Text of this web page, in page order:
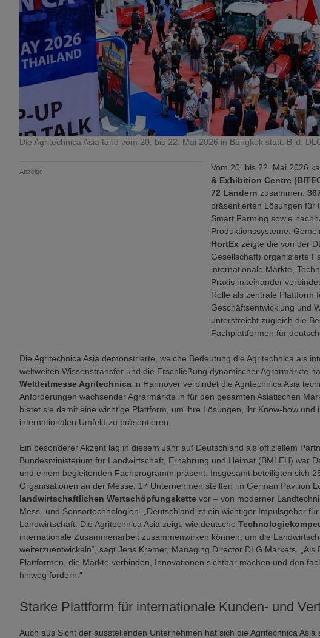
Die Agritechnica Asia fand vom 20. bis 22. Mai 2026 in Bangkok statt. Bild:
Anzeige Vom 20. bis 22. Mai 2026
& Exhibition Centre
72 Ländern zusammen.
präsentierten Lösungen für
Smart Farming sowie
Produktionssysteme.
HortEx zeigte die von der
Gesellschaft) organisierte
internationale Märkte,
Praxis miteinander
Rolle als zentrale Plattform
Geschäftsentwicklung und
unterstreicht zugleich die
Fachplattformen für
Die Agritechnica Asia demonstrierte, welche Bedeutung die Agritechnica als
weltweiten Wissenstransfer und die Erschließung dynamischer Agrarmärkte
Weltleitmesse Agritechnica in Hannover verbindet die Agritechnica Asia
Anforderungen wachsender Agrarmärkte in für den gesamten Asiatischen
bietet sie damit eine wichtige Plattform, um ihre Lösungen, ihr Know-how und
internationalen Umfeld zu präsentieren.
Ein besonderer Akzent lag in diesem Jahr auf Deutschland als offiziellem
Bundesministerium für Landwirtschaft, Ernährung und Heimat (BMLEH) war
und einem begleitenden Fachprogramm präsent. Insgesamt beteiligten sich
Organisationen an der Messe; 17 Unternehmen stellten im German Pavilion
landwirtschaftlichen Wertschöpfungskette vor – von moderner
Mess- und Sensortechnologien. „Deutschland ist ein wichtiger Impulsgeber
Landwirtschaft. Die Agritechnica Asia zeigt, wie deutsche
internationale Zusammenarbeit zusammenwirken können, um die
weiterzuentwickeln“, sagt Jens Kremer, Managing Director DLG Markets.
Plattformen, die Märkte verbinden, Innovationen sichtbar machen und den
hinweg fördern.“
Starke Plattform für internationale Kunden- und
Auch aus Sicht der ausstellenden Unternehmen hat sich die Agritechnica